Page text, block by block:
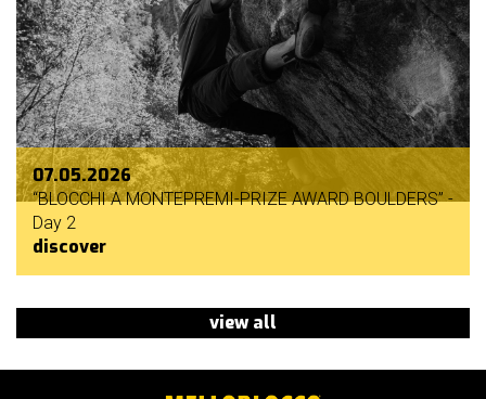
07.05.2026
“BLOCCHI A MONTEPREMI-PRIZE AWARD BOULDERS” -
Day 2
discover
view all